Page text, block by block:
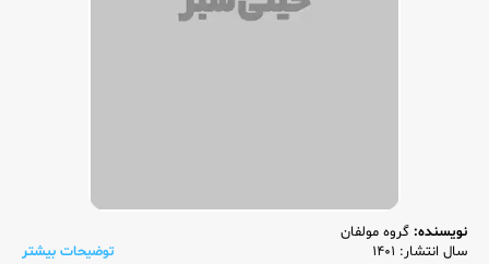
نویسنده: گروه مولفان
سال انتشار: 1401
توضیحات بیشتر